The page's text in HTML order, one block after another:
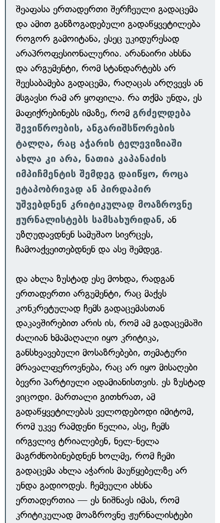
შეაფასა ერთადერთი შერჩეული გადაცემა
და ამით განზოგადებული გადაწყვეტილება
როგორ გამოიტანა, ესეც უკიდურესად
არაპროფესიონალურია. არანაირი ახსნა
და არგუმენტი, რომ სტანდარტებს არ
შეესაბამება გადაცემა, რაღაცას არღვევს ან
მსგავსი რამ არ ყოფილა. რა თქმა უნდა, ეს
მაფიქრებინებს იმაზე, რომ გრძელდება
შევიწროების, ანგარიშსწორების
ტალღა, რაც აჭარის ტელევიზიაში
ახლა კი არა, ნათია კაპანაძის
იმპიჩმენტის შემდეგ დაიწყო, როცა
ეტაპობრივად ან პირდაპირ
უშვებდნენ კრიტიკულად მოაზროვნე
ჟურნალისტებს სამსახურიდან, ან
უზღუდავდნენ სამუშაო სივრცეს,
ჩამოაქვეითებდნენ და ასე შემდეგ.
და ახლა ზუსტად ესე მოხდა, რადგან
ერთადერთი არგუმენტი, რაც მაქვს
კონკრეტულად ჩემს გადაცემასთან
დაკავშირებით არის ის, რომ ამ გადაცემაში
ძალიან ხმამაღალი იყო კრიტიკა,
განსხვავებული მოსაზრებები, თემატური
მრავალფეროვნება, რაც არ იყო მისაღები
ბევრი პარტიული ადამიანისთვის. ეს ზუსტად
ვიცოდი. მართალი გითხრათ, ამ
გადაწყვეტილებას ველოდებოდი იმიტომ,
რომ უკვე რამდენი წელია, ასე, ჩემს
ირგვლივ ტრიალებენ, ნელ-ნელა
მაგრძნობინებდნენ ხოლმე, რომ ჩემი
გადაცემა ახლა აჭარის მაუწყებელზე არ
უნდა გადიოდეს. ჩემეული ახსნა
ერთადერთია — ეს ნიშნავს იმას, რომ
კრიტიკულად მოაზროვნე ჟურნალისტები